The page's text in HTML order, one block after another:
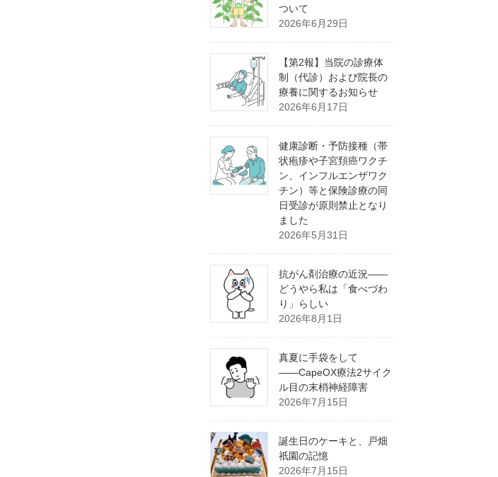
ついて
2026年6月29日
【第2報】当院の診療体
制（代診）および院長の
療養に関するお知らせ
2026年6月17日
健康診断・予防接種（帯
状疱疹や子宮頚癌ワクチ
ン、インフルエンザワク
チン）等と保険診療の同
日受診が原則禁止となり
ました
2026年5月31日
抗がん剤治療の近況――
どうやら私は「食べづわ
り」らしい
2026年8月1日
真夏に手袋をして
――CapeOX療法2サイク
ル目の末梢神経障害
2026年7月15日
誕生日のケーキと、戸畑
祇園の記憶
2026年7月15日